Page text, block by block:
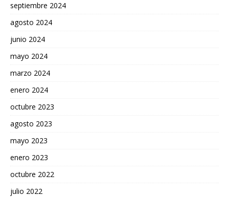
septiembre 2024
agosto 2024
junio 2024
mayo 2024
marzo 2024
enero 2024
octubre 2023
agosto 2023
mayo 2023
enero 2023
octubre 2022
julio 2022